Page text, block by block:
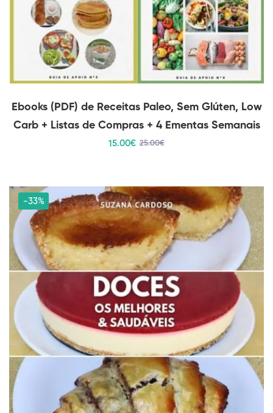
Ebooks (PDF) de Receitas Paleo, Sem Glúten, Low
Carb + Listas de Compras + 4 Ementas Semanais
15.00€ 25.00€
-33%